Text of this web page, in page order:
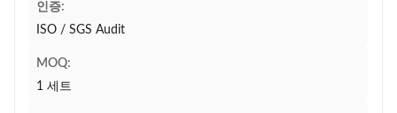
인증:
ISO / SGS Audit
MOQ:
1 세트